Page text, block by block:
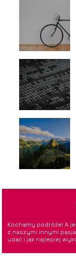
Kochamy podróże! A
z naszymi innymi
udać i jak najlepiej